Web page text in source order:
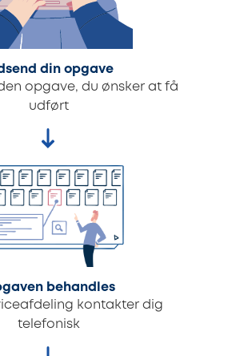
din opgave
opgave, du ønsker at få
udført
behandles
kontakter dig
telefonisk